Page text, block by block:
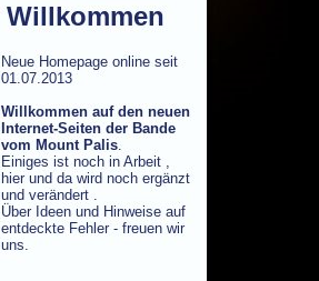
Willkommen
Neue Homepage online seit
01.07.2013
Willkommen auf den neuen
Internet-Seiten der Bande
vom Mount Palis.
Einiges ist noch in Arbeit ,
hier und da wird noch ergänzt
und verändert .
Über Ideen und Hinweise auf
entdeckte Fehler - freuen wir
uns.